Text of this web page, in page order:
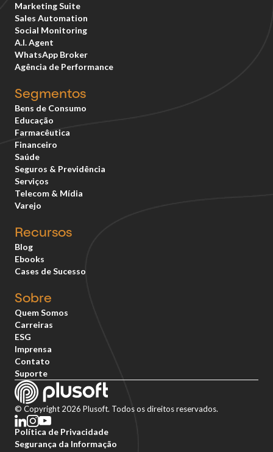
Marketing Suite
Sales Automation
Social Monitoring
A.I. Agent
WhatsApp Broker
Agência de Performance
Segmentos
Bens de Consumo
Educação
Farmacêutica
Financeiro
Saúde
Seguros & Previdência
Serviços
Telecom & Mídia
Varejo
Recursos
Blog
Ebooks
Cases de Sucesso
Sobre
Quem Somos
Carreiras
ESG
Imprensa
Contato
Suporte
© Copyright 2026 Plusoft. Todos os direitos reservados.
Política de Privacidade
Segurança da Informação